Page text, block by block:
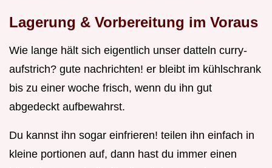
Lagerung & Vorbereitung im Voraus
Wie lange hält sich eigentlich unser datteln curry-
aufstrich? gute nachrichten! er bleibt im kühlschrank
bis zu einer woche frisch, wenn du ihn gut
abgedeckt aufbewahrst.
Du kannst ihn sogar einfrieren! teilen ihn einfach in
kleine portionen auf, dann hast du immer einen